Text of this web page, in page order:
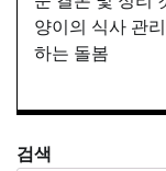
양이의 식사 관
하는 돌봄
검색